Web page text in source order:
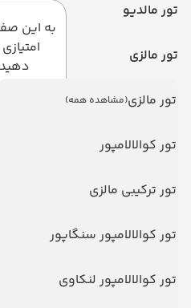
تور مالدیو
تور مالزی
تور مالزی(مشاهده همه)
تور کوالالامپور
تور ترکیبی مالزی
تور کوالالامپور سنگاپور
تور کوالالامپور لنکاوی
به این